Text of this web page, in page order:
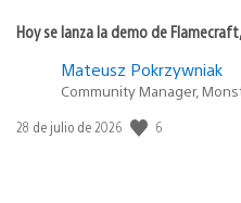
Hoy se lanza la demo de
Mateusz Pokrzywniak
Community Manager,
Fecha
28 de julio de 2026 6